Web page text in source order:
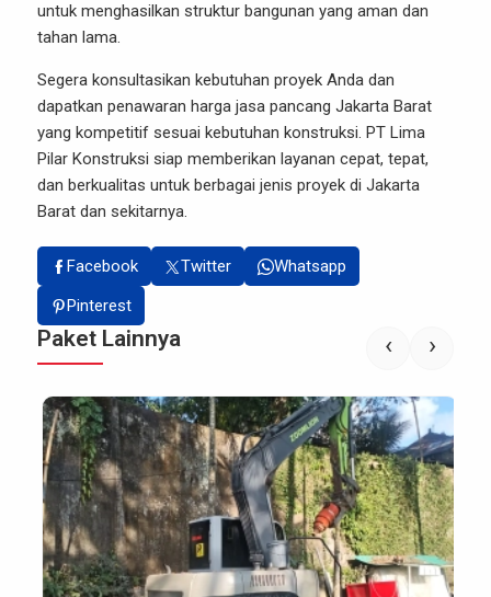
untuk menghasilkan struktur bangunan yang aman dan
tahan lama.
Segera konsultasikan kebutuhan proyek Anda dan
dapatkan penawaran harga jasa pancang Jakarta Barat
yang kompetitif sesuai kebutuhan konstruksi. PT Lima
Pilar Konstruksi siap memberikan layanan cepat, tepat,
dan berkualitas untuk berbagai jenis proyek di Jakarta
Barat dan sekitarnya.
Facebook Twitter
Whatsapp
Pinterest
Paket Lainnya ‹ ›